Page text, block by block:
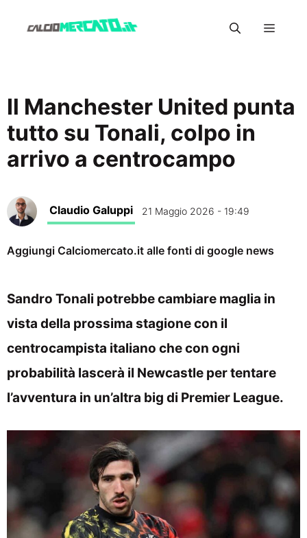
Menu
Il Manchester United punta
tutto su Tonali, colpo in
arrivo a centrocampo
Claudio Galuppi 21 Maggio 2026 - 19:49
Aggiungi Calciomercato.it alle fonti di google news
Sandro Tonali potrebbe cambiare maglia in
vista della prossima stagione con il
centrocampista italiano che con ogni
probabilità lascerà il Newcastle per tentare
l’avventura in un’altra big di Premier League.